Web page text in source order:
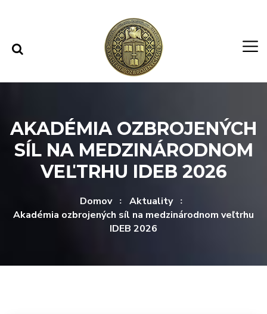
AKADÉMIA OZBROJENÝCH
SÍL NA MEDZINÁRODNOM
VEĽTRHU IDEB 2026
Domov
Aktuality
Akadémia ozbrojených síl na medzinárodnom veľtrhu
IDEB 2026